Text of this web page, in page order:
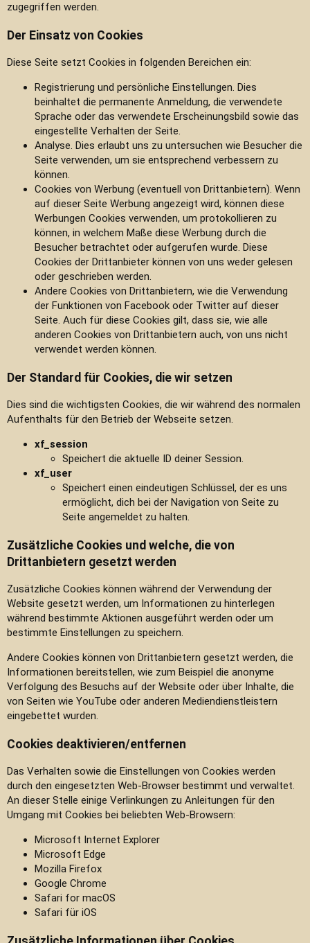
zugegriffen werden.
Der Einsatz von Cookies
Diese Seite setzt Cookies in folgenden Bereichen ein:
Registrierung und persönliche Einstellungen. Dies
beinhaltet die permanente Anmeldung, die verwendete
Sprache oder das verwendete Erscheinungsbild sowie das
eingestellte Verhalten der Seite.
Analyse. Dies erlaubt uns zu untersuchen wie Besucher die
Seite verwenden, um sie entsprechend verbessern zu
können.
Cookies von Werbung (eventuell von Drittanbietern). Wenn
auf dieser Seite Werbung angezeigt wird, können diese
Werbungen Cookies verwenden, um protokollieren zu
können, in welchem Maße diese Werbung durch die
Besucher betrachtet oder aufgerufen wurde. Diese
Cookies der Drittanbieter können von uns weder gelesen
oder geschrieben werden.
Andere Cookies von Drittanbietern, wie die Verwendung
der Funktionen von Facebook oder Twitter auf dieser
Seite. Auch für diese Cookies gilt, dass sie, wie alle
anderen Cookies von Drittanbietern auch, von uns nicht
verwendet werden können.
Der Standard für Cookies, die wir setzen
Dies sind die wichtigsten Cookies, die wir während des normalen
Aufenthalts für den Betrieb der Webseite setzen.
xf_session
Speichert die aktuelle ID deiner Session.
xf_user
Speichert einen eindeutigen Schlüssel, der es uns
ermöglicht, dich bei der Navigation von Seite zu
Seite angemeldet zu halten.
Zusätzliche Cookies und welche, die von
Drittanbietern gesetzt werden
Zusätzliche Cookies können während der Verwendung der
Website gesetzt werden, um Informationen zu hinterlegen
während bestimmte Aktionen ausgeführt werden oder um
bestimmte Einstellungen zu speichern.
Andere Cookies können von Drittanbietern gesetzt werden, die
Informationen bereitstellen, wie zum Beispiel die anonyme
Verfolgung des Besuchs auf der Website oder über Inhalte, die
von Seiten wie YouTube oder anderen Mediendienstleistern
eingebettet wurden.
Cookies deaktivieren/entfernen
Das Verhalten sowie die Einstellungen von Cookies werden
durch den eingesetzten Web-Browser bestimmt und verwaltet.
An dieser Stelle einige Verlinkungen zu Anleitungen für den
Umgang mit Cookies bei beliebten Web-Browsern:
Microsoft Internet Explorer
Microsoft Edge
Mozilla Firefox
Google Chrome
Safari for macOS
Safari für iOS